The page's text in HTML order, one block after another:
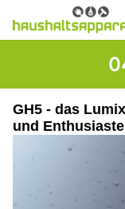
GH5 - das
und